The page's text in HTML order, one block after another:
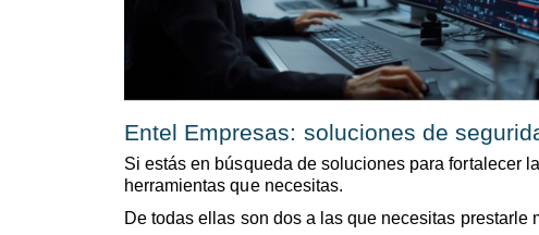
Entel Empresas: soluciones de
Si estás en búsqueda de soluciones para fortalecer la
herramientas que necesitas.
De todas ellas son dos a las que necesitas prestarle